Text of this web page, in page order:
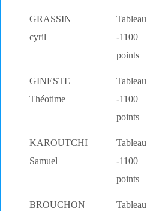
GRASSIN
cyril
Tableau
-1100
points
GINESTE
Théotime
Tableau
-1100
points
KAROUTCHI
Samuel
Tableau
-1100
points
BROUCHON Tableau